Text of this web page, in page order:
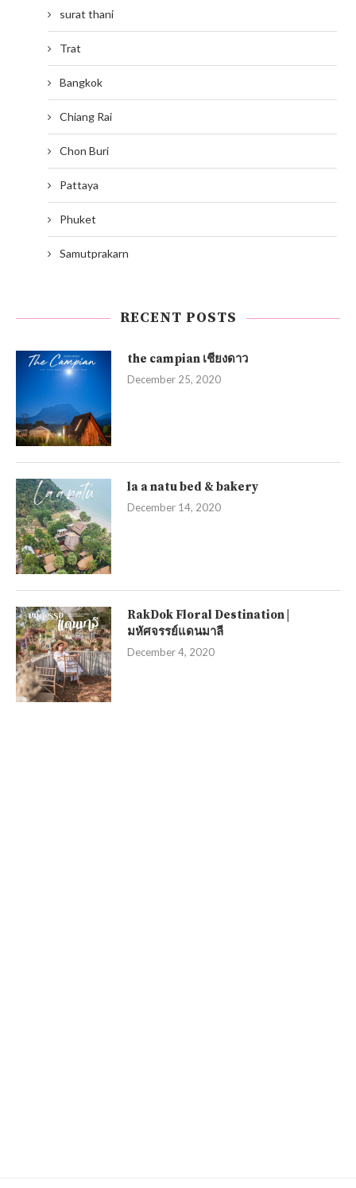
surat thani
Trat
Bangkok
Chiang Rai
Chon Buri
Pattaya
Phuket
Samutprakarn
RECENT POSTS
the campian เชียงดาว
December 25, 2020
la a natu bed & bakery
December 14, 2020
RakDok Floral Destination |
มหัศจรรย์แดนมาลี
December 4, 2020